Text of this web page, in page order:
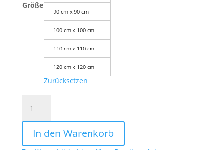
Größe
90 cm x 90 cm
100 cm x 100 cm
110 cm x 110 cm
120 cm x 120 cm
Zurücksetzen
Würfel
des
Metatron
Meditation
In den Warenkorb